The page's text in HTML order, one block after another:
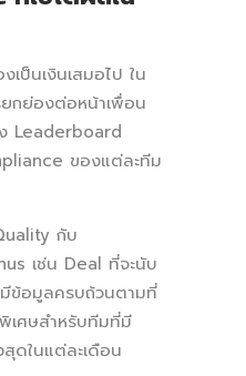
เป็นเงินเสมอไป ใน
กย่องต่อหน้าเพื่อน
Leaderboard
ของแต่ละทีม
กับ
เช่น Deal ที่จะนับ
ข้อมูลครบถ้วนตามที่
เศษสำหรับทีมที่มี
ดในแต่ละเดือน